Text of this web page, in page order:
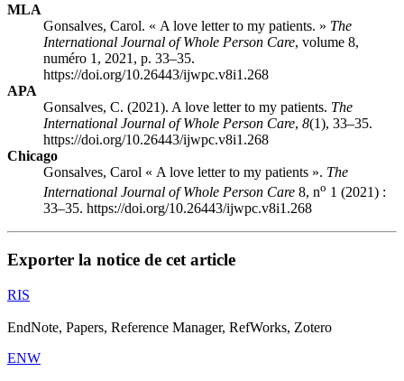
MLA
Gonsalves, Carol. « A love letter to my patients. » The
International Journal of Whole Person Care, volume 8,
numéro 1, 2021, p. 33–35.
https://doi.org/10.26443/ijwpc.v8i1.268
APA
Gonsalves, C. (2021). A love letter to my patients. The
International Journal of Whole Person Care, 8(1), 33–35.
https://doi.org/10.26443/ijwpc.v8i1.268
Chicago
Gonsalves, Carol « A love letter to my patients ». The
International Journal of Whole Person Care 8, no 1 (2021) :
33–35. https://doi.org/10.26443/ijwpc.v8i1.268
Exporter la notice de cet article
RIS
EndNote, Papers, Reference Manager, RefWorks, Zotero
ENW